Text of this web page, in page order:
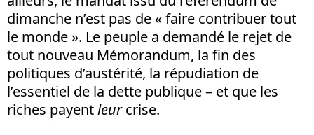
dimanche n’est pas de « faire contribuer tout
le monde ». Le peuple a demandé le rejet de
tout nouveau Mémorandum, la fin des
politiques d’austérité, la répudiation de
l’essentiel de la dette publique – et que les
riches payentleurcrise.